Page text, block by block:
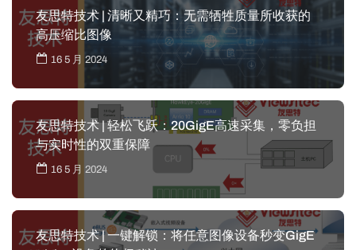
友思特技术 | 清晰又精巧：无需牺牲质量所收获的
高压缩比图像
16 5 月 2024
友思特技术 | 轻松飞跃：20GigE高速采集，零负担
与实时性的双重保障
16 5 月 2024
友思特技术 | 一键解锁：将任意图像设备秒变GigE